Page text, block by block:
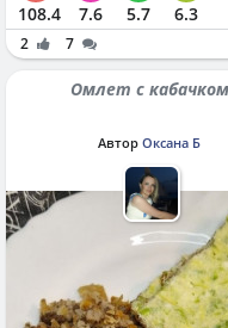
108.4 7.6 5.7 6.3
2 7
Омлет с кабачком
Автор Оксана Б